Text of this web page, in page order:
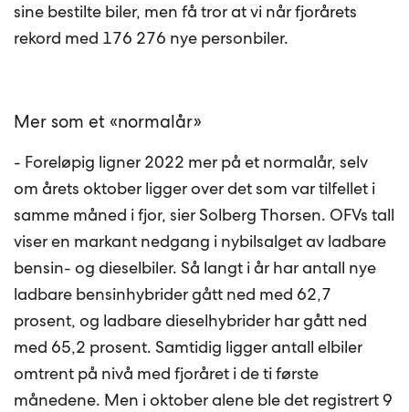
sine bestilte biler, men få tror at vi når fjorårets
rekord med 176 276 nye personbiler.
Mer som et «normalår»
- Foreløpig ligner 2022 mer på et normalår, selv
om årets oktober ligger over det som var tilfellet i
samme måned i fjor, sier Solberg Thorsen. OFVs tall
viser en markant nedgang i nybilsalget av ladbare
bensin- og dieselbiler. Så langt i år har antall nye
ladbare bensinhybrider gått ned med 62,7
prosent, og ladbare dieselhybrider har gått ned
med 65,2 prosent. Samtidig ligger antall elbiler
omtrent på nivå med fjoråret i de ti første
månedene. Men i oktober alene ble det registrert 9